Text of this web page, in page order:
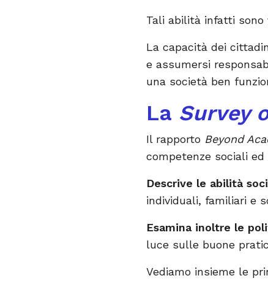
Tali abilità infatti sono
La capacità dei
e assumersi
una società ben
La Survey
Il rapporto Beyond
competenze sociali ed
Descrive le abilità
individuali, familiari e
Esamina inoltre le
luce sulle buone
Vediamo insieme le